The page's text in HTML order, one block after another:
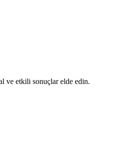
ve etkili sonuçlar elde edin.